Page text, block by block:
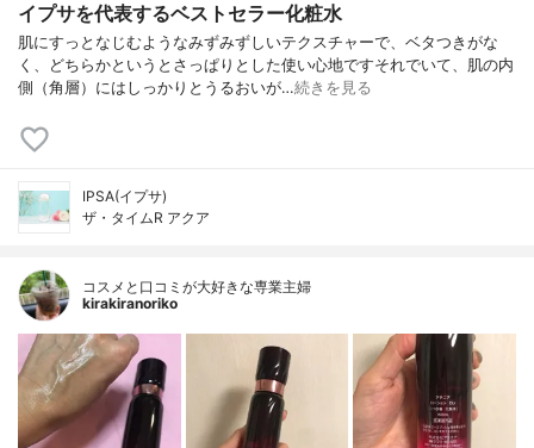
イプサを代表するベストセラー化粧水
肌にすっとなじむようなみずみずしいテクスチャーで、ベタつきがな
く、どちらかというとさっぱりとした使い心地ですそれでいて、肌の内
側（角層）にはしっかりとうるおいが…続きを見る
IPSA(イプサ)
ザ・タイムR アクア
コスメと口コミが大好きな専業主婦
kirakiranoriko